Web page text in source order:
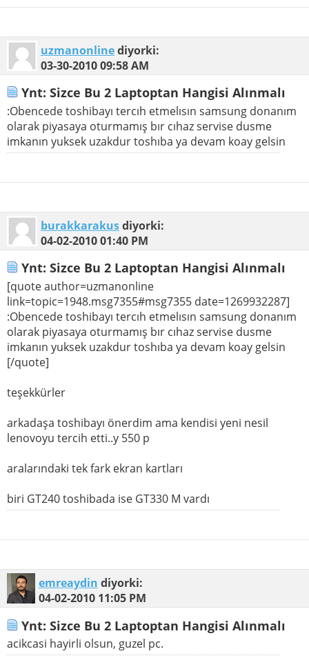
uzmanonlinediyorki:
03-30-201009:58 AM
Ynt: Sizce Bu 2 Laptoptan Hangisi Alınmalı
:Obencede toshibayı tercıh etmelısın samsung donanım
olarak piyasaya oturmamış bır cıhaz servise dusme
imkanın yuksek uzakdur toshıba ya devam koay gelsin
burakkarakusdiyorki:
04-02-201001:40 PM
Ynt: Sizce Bu 2 Laptoptan Hangisi Alınmalı
[quote author=uzmanonline
link=topic=1948.msg7355#msg7355 date=1269932287]
:Obencede toshibayı tercıh etmelısın samsung donanım
olarak piyasaya oturmamış bır cıhaz servise dusme
imkanın yuksek uzakdur toshıba ya devam koay gelsin
[/quote]
teşekkürler
arkadaşa toshibayı önerdim ama kendisi yeni nesil
lenovoyu tercih etti..y 550 p
aralarındaki tek fark ekran kartları
biri GT240 toshibada ise GT330 M vardı
emreaydin diyorki:
04-02-2010 11:05 PM
Ynt: Sizce Bu 2 Laptoptan Hangisi Alınmalı
acikcasi hayirli olsun, guzel pc.